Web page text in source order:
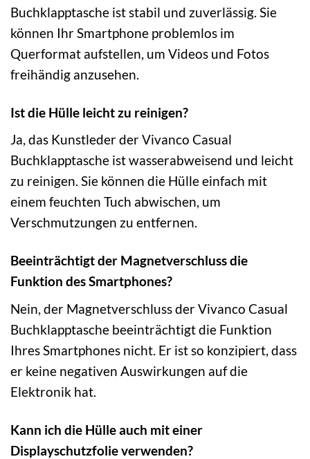
Buchklapptasche ist stabil und zuverlässig. Sie
können Ihr Smartphone problemlos im
Querformat aufstellen, um Videos und Fotos
freihändig anzusehen.
Ist die Hülle leicht zu reinigen?
Ja, das Kunstleder der Vivanco Casual
Buchklapptasche ist wasserabweisend und leicht
zu reinigen. Sie können die Hülle einfach mit
einem feuchten Tuch abwischen, um
Verschmutzungen zu entfernen.
Beeinträchtigt der Magnetverschluss die
Funktion des Smartphones?
Nein, der Magnetverschluss der Vivanco Casual
Buchklapptasche beeinträchtigt die Funktion
Ihres Smartphones nicht. Er ist so konzipiert, dass
er keine negativen Auswirkungen auf die
Elektronik hat.
Kann ich die Hülle auch mit einer
Displayschutzfolie verwenden?